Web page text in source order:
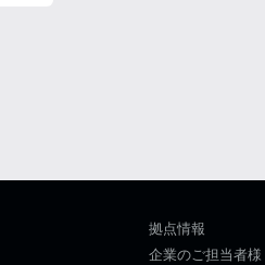
拠点情報
企業のご担当者様